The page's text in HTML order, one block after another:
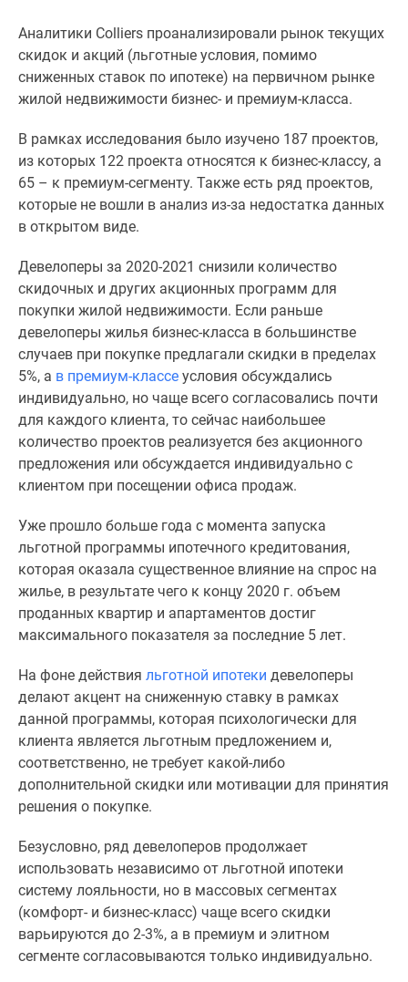
карте
Ипотечный
калькулятор
ипотека
Военная
ипотека
Банки
Медиа
Новости
недвижимости
Мнение
эксперта
Аналитика
рынка
Покупателю
Экспертиза
новостроек
Эксперты
авторы
проекте
Контакты
Реклама
Дзен
Машино-
места
Апартаменты
#траншевая
ипотека
#рассрочка
Квартиры
скидками
Аналитики Colliers проанализировали рынок текущих
скидок и акций (льготные условия, помимо
сниженных ставок по ипотеке) на первичном рынке
жилой недвижимости бизнес- и премиум-класса.
В рамках исследования было изучено 187 проектов,
из которых 122 проекта относятся к бизнес-классу, а
65 – к премиум-сегменту. Также есть ряд проектов,
которые не вошли в анализ из-за недостатка данных
в открытом виде.
Девелоперы за 2020-2021 снизили количество
скидочных и других акционных программ для
покупки жилой недвижимости. Если раньше
девелоперы жилья бизнес-класса в большинстве
случаев при покупке предлагали скидки в пределах
5%, а в премиум-классе условия обсуждались
индивидуально, но чаще всего согласовались почти
для каждого клиента, то сейчас наибольшее
количество проектов реализуется без акционного
предложения или обсуждается индивидуально с
клиентом при посещении офиса продаж.
Уже прошло больше года с момента запуска
льготной программы ипотечного кредитования,
которая оказала существенное влияние на спрос на
жилье, в результате чего к концу 2020 г. объем
проданных квартир и апартаментов достиг
максимального показателя за последние 5 лет.
На фоне действия льготной ипотеки девелоперы
делают акцент на сниженную ставку в рамках
данной программы, которая психологически для
клиента является льготным предложением и,
соответственно, не требует какой-либо
дополнительной скидки или мотивации для принятия
решения о покупке.
Безусловно, ряд девелоперов продолжает
использовать независимо от льготной ипотеки
систему лояльности, но в массовых сегментах
(комфорт- и бизнес-класс) чаще всего скидки
варьируются до 2-3%, а в премиум и элитном
сегменте согласовываются только индивидуально.